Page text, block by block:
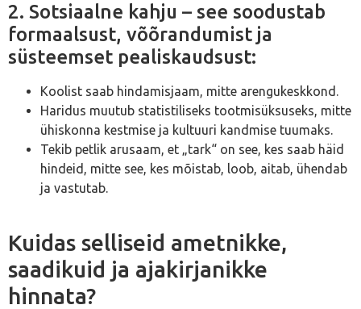
2. Sotsiaalne kahju – see soodustab
formaalsust, võõrandumist ja
süsteemset pealiskaudsust:
Koolist saab hindamisjaam, mitte arengukeskkond.
Haridus muutub statistiliseks tootmisüksuseks, mitte
ühiskonna kestmise ja kultuuri kandmise tuumaks.
Tekib petlik arusaam, et „tark“ on see, kes saab häid
hindeid, mitte see, kes mõistab, loob, aitab, ühendab
ja vastutab.
Kuidas selliseid ametnikke,
saadikuid ja ajakirjanikke
hinnata?